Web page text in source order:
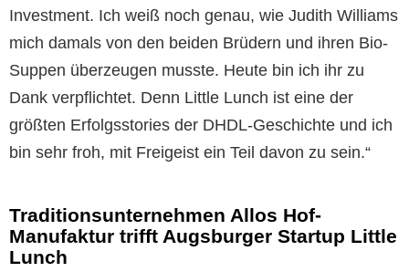
Investment. Ich weiß noch genau, wie Judith Williams
mich damals von den beiden Brüdern und ihren Bio-
Suppen überzeugen musste. Heute bin ich ihr zu
Dank verpflichtet. Denn Little Lunch ist eine der
größten Erfolgsstories der DHDL-Geschichte und ich
bin sehr froh, mit Freigeist ein Teil davon zu sein.“
Traditionsunternehmen Allos Hof-
Manufaktur trifft Augsburger Startup Little
Lunch